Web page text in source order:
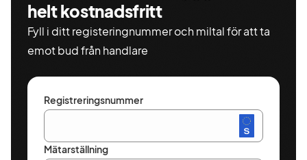
helt kostnadsfritt
Fyll i ditt registeringnummer och miltal för att ta
emot bud från handlare
Registreringsnummer
Mätarställning